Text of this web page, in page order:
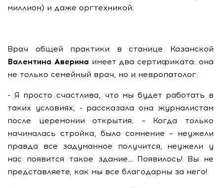
миллион) и даже оргтехникой.
Врач общей практики в станице Казанской
Валентина Аверина имеет два сертификата: она
не только семейный врач, но и невропатолог.
- Я просто счастлива, что мы будет работать в
таких условиях, - рассказала она журналистам
после церемонии открытия. – Когда только
начиналась стройка, было сомнение – неужели
правда все задуманное получится, неужели у
нас появится такое здание… Появилось! Вы не
представляете, как мы все благодарны за него!